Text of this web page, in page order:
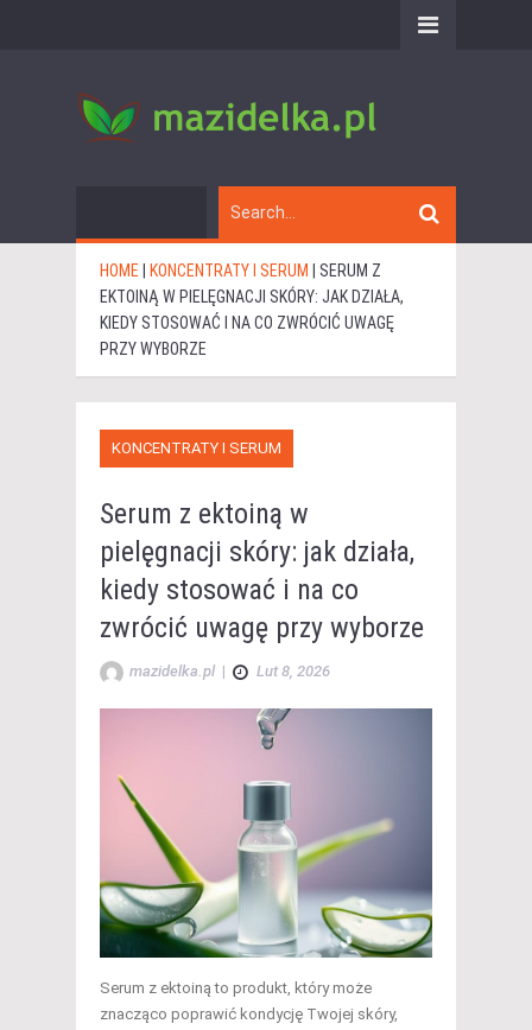
HOME KONCENTRATY I SERUM
SERUM Z
EKTOINĄ W PIELĘGNACJI SKÓRY: JAK DZIAŁA,
KIEDY STOSOWAĆ I NA CO ZWRÓCIĆ UWAGĘ
PRZY WYBORZE
KONCENTRATY I SERUM
Serum z ektoiną w
pielęgnacji skóry: jak działa,
kiedy stosować i na co
zwrócić uwagę przy wyborze
mazidelka.pl | Lut 8, 2026
Serum z ektoiną to produkt, który może
znacząco poprawić kondycję Twojej skóry,